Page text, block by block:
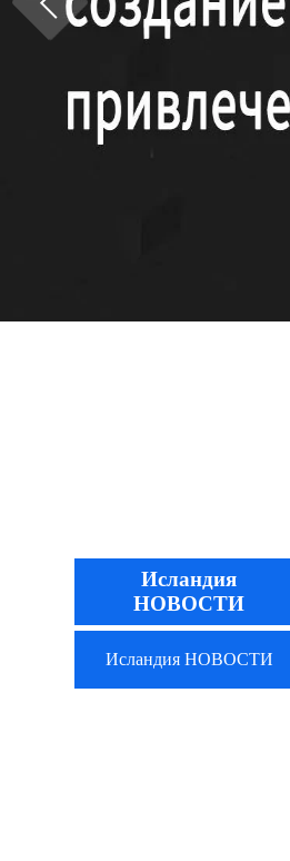
Исландия
НОВОСТИ
Исландия НОВОСТИ